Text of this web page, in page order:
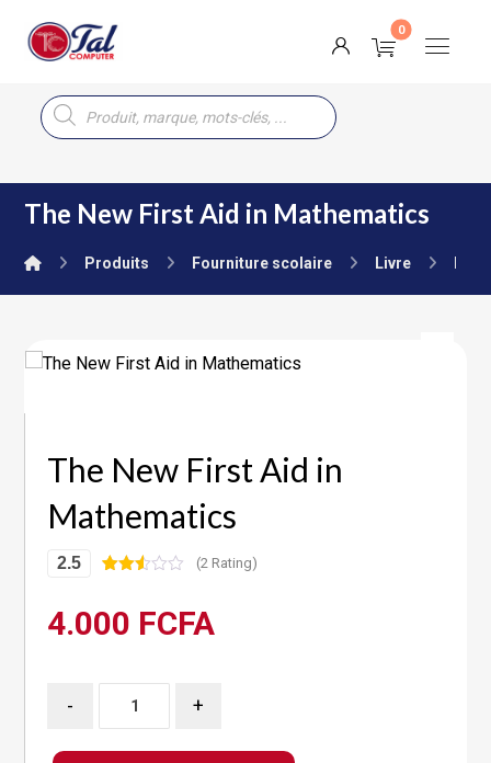
The New First Aid in Mathematics
Produits Fourniture scolaire Livre
The New First Aid in
Mathematics
2.5
sur
5
client
(2 Rating)
4.000 FCFA
- +